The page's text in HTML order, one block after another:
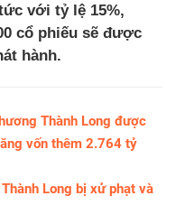
với tỷ lệ 15%,
cổ phiếu sẽ được
hành.
Thành Long được
vốn thêm 2.764 tỷ
Long bị xử phạt và